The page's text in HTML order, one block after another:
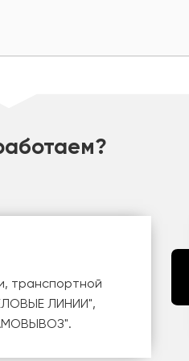
транспортной
ЛИНИИ",
".